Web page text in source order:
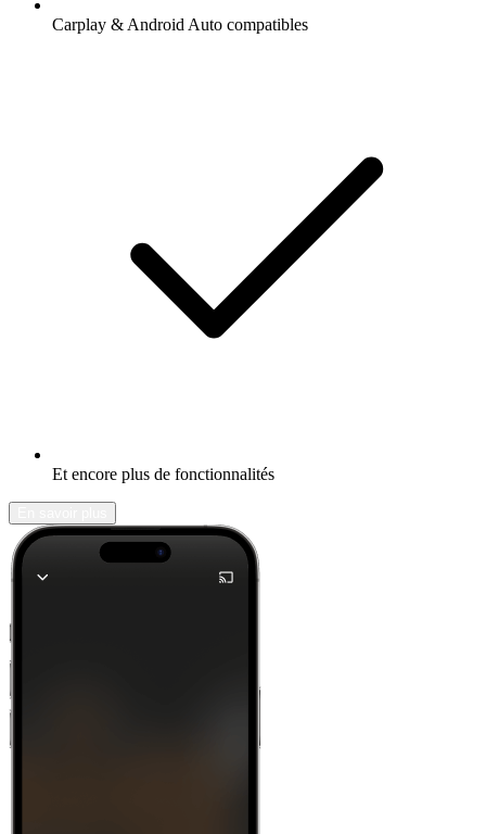
Carplay & Android Auto compatibles
Et encore plus de fonctionnalités